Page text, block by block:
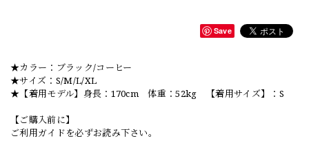
Save
★カラー：ブラック/コーヒー
★サイズ：S/M/L/XL
★【着用モデル】身長：170cm 体重：52kg 【着用サイズ】：S
【ご購入前に】
ご利用ガイドを必ずお読み下さい。